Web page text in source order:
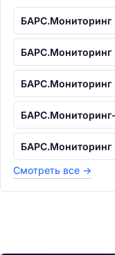
Смотреть все →